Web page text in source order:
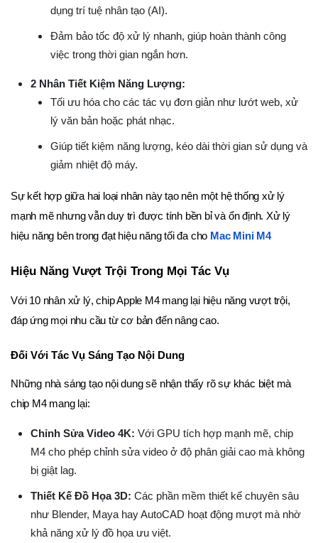
dụng trí tuệ nhân tạo (AI).
Đảm bảo tốc độ xử lý nhanh, giúp hoàn thành công
việc trong thời gian ngắn hơn.
2 Nhân Tiết Kiệm Năng Lượng:
Tối ưu hóa cho các tác vụ đơn giản như lướt web, xử
lý văn bản hoặc phát nhạc.
Giúp tiết kiệm năng lượng, kéo dài thời gian sử dụng và
giảm nhiệt độ máy.
Sự kết hợp giữa hai loại nhân này tạo nên một hệ thống xử lý
mạnh mẽ nhưng vẫn duy trì được tính bền bỉ và ổn định. Xử lý
hiệu năng bên trong đạt hiệu năng tối đa cho Mac Mini M4
Hiệu Năng Vượt Trội Trong Mọi Tác Vụ
Với 10 nhân xử lý, chip Apple M4 mang lại hiệu năng vượt trội,
đáp ứng mọi nhu cầu từ cơ bản đến nâng cao.
Đối Với Tác Vụ Sáng Tạo Nội Dung
Những nhà sáng tạo nội dung sẽ nhận thấy rõ sự khác biệt mà
chip M4 mang lại:
Chỉnh Sửa Video 4K: Với GPU tích hợp mạnh mẽ, chip
M4 cho phép chỉnh sửa video ở độ phân giải cao mà không
bị giật lag.
Thiết Kế Đồ Họa 3D: Các phần mềm thiết kế chuyên sâu
như Blender, Maya hay AutoCAD hoạt động mượt mà nhờ
khả năng xử lý đồ họa ưu việt.